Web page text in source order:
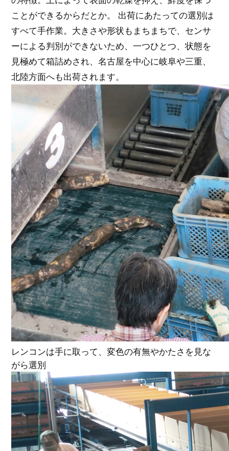
ことができるからだとか。 出荷にあたっての選別は
すべて手作業。大きさや形状もまちまちで、センサ
ーによる判別ができないため、一つひとつ、状態を
見極めて箱詰めされ、名古屋を中心に岐阜や三重、
北陸方面へも出荷されます。
レンコンは手に取って、変色の有無やかたさを見な
がら選別